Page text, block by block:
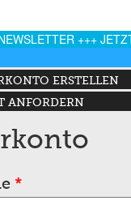
+++
ERSTELLEN
ANFORDERN
*